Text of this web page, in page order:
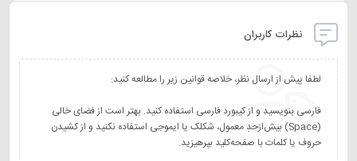
نظرات کاربران
فارسی بنویسید و از کیبورد فارسی استفاده کنید. بهتر است از فضای خالی
(Space) بیش‌از‌حدِ معمول، شکلک یا ایموجی استفاده نکنید و از کشیدن